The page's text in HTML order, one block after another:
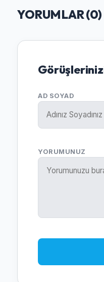
YORUMLAR (0)
AD SOYAD
YORUMUNUZ